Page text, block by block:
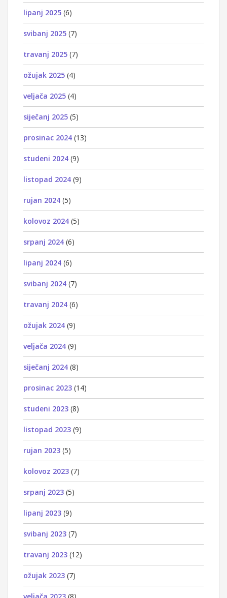
lipanj 2025 (6)
svibanj 2025 (7)
travanj 2025 (7)
ožujak 2025 (4)
veljača 2025 (4)
siječanj 2025 (5)
prosinac 2024 (13)
studeni 2024 (9)
listopad 2024 (9)
rujan 2024 (5)
kolovoz 2024 (5)
srpanj 2024 (6)
lipanj 2024 (6)
svibanj 2024 (7)
travanj 2024 (6)
ožujak 2024 (9)
veljača 2024 (9)
siječanj 2024 (8)
prosinac 2023 (14)
studeni 2023 (8)
listopad 2023 (9)
rujan 2023 (5)
kolovoz 2023 (7)
srpanj 2023 (5)
lipanj 2023 (9)
svibanj 2023 (7)
travanj 2023 (12)
ožujak 2023 (7)
veljača 2023 (8)